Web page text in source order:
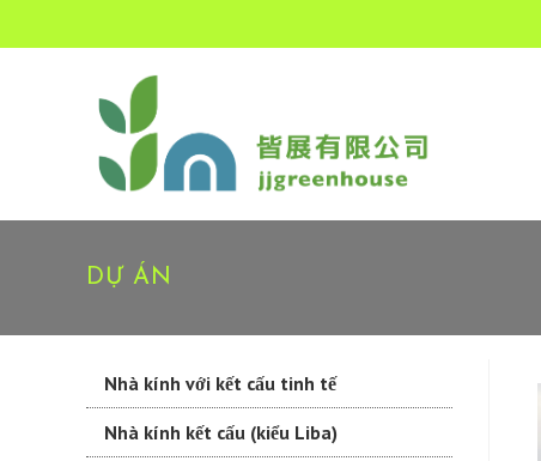
DỰ ÁN
Nhà kính với kết cấu tinh tế
Nhà kính kết cấu (kiểu Liba)